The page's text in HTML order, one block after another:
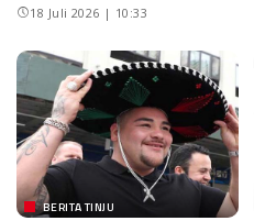
18 Juli 2026 | 10:33
BERITA TINJU